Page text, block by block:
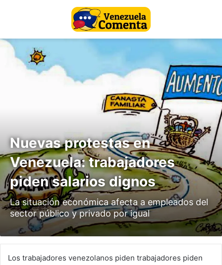
Nuevas protestas en
Venezuela: trabajadores
piden salarios dignos
La situación económica afecta a empleados del
sector público y privado por igual
Los trabajadores venezolanos piden trabajadores piden